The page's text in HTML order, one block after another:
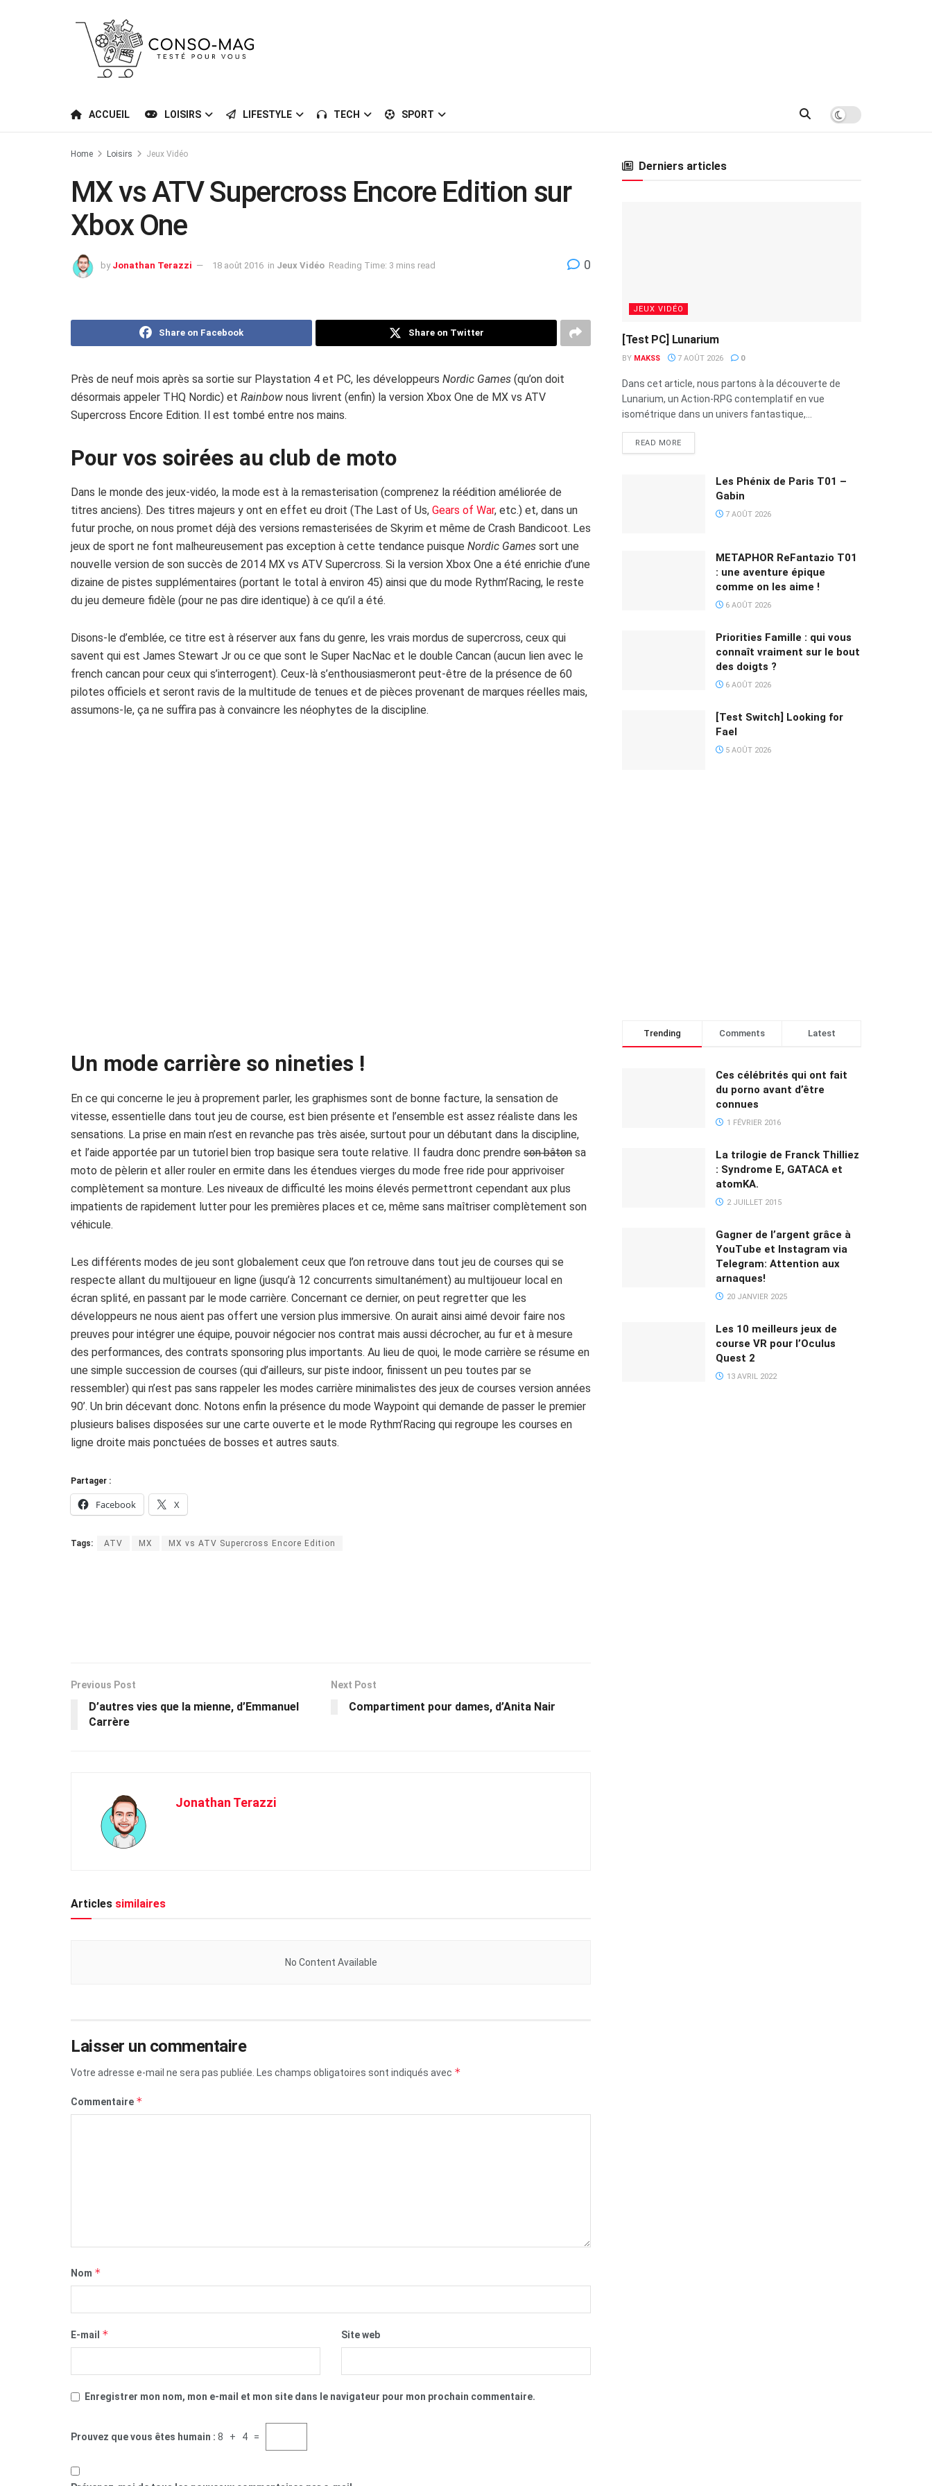
ACCUEIL LOISIRS LIFESTYLE TECH SPORT
Home Loisirs Jeux Vidéo
MX vs ATV Supercross Encore Edition sur
Xbox One
by Jonathan Terazzi 18 août 2016 in Jeux Vidéo Reading Time: 3 mins read 0
Share on Facebook Share on Twitter
Près de neuf mois après sa sortie sur Playstation 4 et PC, les développeurs Nordic Games (qu’on doit
désormais appeler THQ Nordic) et Rainbow nous livrent (enfin) la version Xbox One de MX vs ATV
Supercross Encore Edition. Il est tombé entre nos mains.
Pour vos soirées au club de moto
Dans le monde des jeux-vidéo, la mode est à la remasterisation (comprenez la réédition améliorée de
titres anciens). Des titres majeurs y ont en effet eu droit (The Last of Us, Gears of War, etc.) et, dans un
futur proche, on nous promet déjà des versions remasterisées de Skyrim et même de Crash Bandicoot. Les
jeux de sport ne font malheureusement pas exception à cette tendance puisque Nordic Games sort une
nouvelle version de son succès de 2014 MX vs ATV Supercross. Si la version Xbox One a été enrichie d’une
dizaine de pistes supplémentaires (portant le total à environ 45) ainsi que du mode Rythm’Racing, le reste
du jeu demeure fidèle (pour ne pas dire identique) à ce qu’il a été.
Disons-le d’emblée, ce titre est à réserver aux fans du genre, les vrais mordus de supercross, ceux qui
savent qui est James Stewart Jr ou ce que sont le Super NacNac et le double Cancan (aucun lien avec le
french cancan pour ceux qui s’interrogent). Ceux-là s’enthousiasmeront peut-être de la présence de 60
pilotes officiels et seront ravis de la multitude de tenues et de pièces provenant de marques réelles mais,
assumons-le, ça ne suffira pas à convaincre les néophytes de la discipline.
Un mode carrière so nineties !
En ce qui concerne le jeu à proprement parler, les graphismes sont de bonne facture, la sensation de
vitesse, essentielle dans tout jeu de course, est bien présente et l’ensemble est assez réaliste dans les
sensations. La prise en main n’est en revanche pas très aisée, surtout pour un débutant dans la discipline,
et l’aide apportée par un tutoriel bien trop basique sera toute relative. Il faudra donc prendre son bâton sa
moto de pèlerin et aller rouler en ermite dans les étendues vierges du mode free ride pour apprivoiser
complètement sa monture. Les niveaux de difficulté les moins élevés permettront cependant aux plus
impatients de rapidement lutter pour les premières places et ce, même sans maîtriser complètement son
véhicule.
Les différents modes de jeu sont globalement ceux que l’on retrouve dans tout jeu de courses qui se
respecte allant du multijoueur en ligne (jusqu’à 12 concurrents simultanément) au multijoueur local en
écran splité, en passant par le mode carrière. Concernant ce dernier, on peut regretter que les
développeurs ne nous aient pas offert une version plus immersive. On aurait ainsi aimé devoir faire nos
preuves pour intégrer une équipe, pouvoir négocier nos contrat mais aussi décrocher, au fur et à mesure
des performances, des contrats sponsoring plus importants. Au lieu de quoi, le mode carrière se résume en
une simple succession de courses (qui d’ailleurs, sur piste indoor, finissent un peu toutes par se
ressembler) qui n’est pas sans rappeler les modes carrière minimalistes des jeux de courses version années
90’. Un brin décevant donc. Notons enfin la présence du mode Waypoint qui demande de passer le premier
plusieurs balises disposées sur une carte ouverte et le mode Rythm’Racing qui regroupe les courses en
ligne droite mais ponctuées de bosses et autres sauts.
Partager :
Facebook X
Tags: ATV MX MX vs ATV Supercross Encore Edition
Previous Post
D’autres vies que la mienne, d’Emmanuel
Carrère
Next Post
Compartiment pour dames, d’Anita Nair
Jonathan Terazzi
Articles similaires
No Content Available
Laisser un commentaire
Votre adresse e-mail ne sera pas publiée. Les champs obligatoires sont indiqués avec *
Commentaire *
Nom *
E-mail * Site web
Enregistrer mon nom, mon e-mail et mon site dans le navigateur pour mon prochain commentaire.
Prouvez que vous êtes humain : 8 + 4 =
Derniers articles
JEUX VIDÉO
[Test PC] Lunarium
BY MAKSS 7 AOÛT 2026 0
Dans cet article, nous partons à la découverte de
Lunarium, un Action-RPG contemplatif en vue
isométrique dans un univers fantastique,...
READ MORE
Les Phénix de Paris T01 –
Gabin
7 AOÛT 2026
METAPHOR ReFantazio T01
: une aventure épique
comme on les aime !
6 AOÛT 2026
Priorities Famille : qui vous
connaît vraiment sur le bout
des doigts ?
6 AOÛT 2026
[Test Switch] Looking for
Fael
5 AOÛT 2026
Trending Comments Latest
Ces célébrités qui ont fait
du porno avant d’être
connues
1 FÉVRIER 2016
La trilogie de Franck Thilliez
: Syndrome E, GATACA et
atomKA.
2 JUILLET 2015
Gagner de l’argent grâce à
YouTube et Instagram via
Telegram: Attention aux
arnaques!
20 JANVIER 2025
Les 10 meilleurs jeux de
course VR pour l’Oculus
Quest 2
13 AVRIL 2022